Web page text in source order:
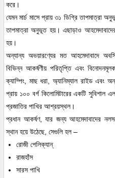
করে।
যেমন মার্চ মাসে প্রায় ৩১ ডিগ্রি তাপমাত্রা
তাপমাত্রা অনুভূত হয়। এছাড়াও
হয়।
অন্যান্য অভয়ারণ্যের মত আহমেদাবাদে
বিভিন্ন আকর্ষণীয় পরিতৃপ্তি এবং
ক্যাম্পিং, মাছ ধরা, অ্যানিম্যাল রাইড
প্রায় ১০০ বর্গ কিলোমিটারের একটি সুবিশাল
প্রজাতির পাখির আশ্রয়স্থল।
প্রধান আকর্ষণ, যার জন্য আহমেদাবাদের
স্থান হয়ে উঠেছে, সেগুলি হল –
রোজী পেলিক্যান্
রাজহাঁস
সারস পাখি